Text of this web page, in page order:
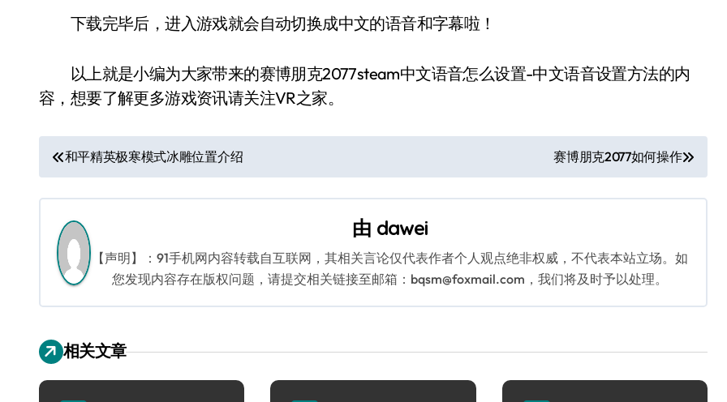
下载完毕后，进入游戏就会自动切换成中文的语音和字幕啦！
以上就是小编为大家带来的赛博朋克2077steam中文语音怎么设置-中文语音设置方法的内
容，想要了解更多游戏资讯请关注VR之家。
文
章
航
和平精英极寒模式冰雕位置介绍 赛博朋克2077如何操作
由 dawei
【声明】：91手机网内容转载自互联网，其相关言论仅代表作者个人观点绝非权威，不代表本站立场。如
您发现内容存在版权问题，请提交相关链接至邮箱：bqsm@foxmail.com，我们将及时予以处理。
相关文章